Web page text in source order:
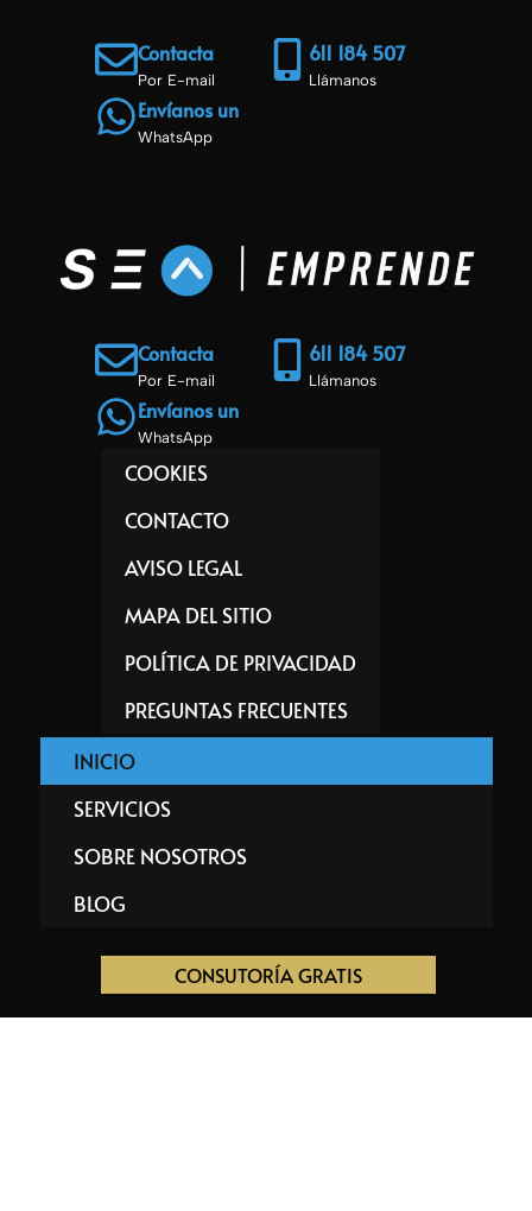
Contacta
Por E-mail
611 184 507
Llámanos
Envíanos un
WhatsApp
Contacta
Por E-mail
611 184 507
Llámanos
Envíanos un
WhatsApp
COOKIES
CONTACTO
AVISO LEGAL
MAPA DEL SITIO
POLÍTICA DE PRIVACIDAD
PREGUNTAS FRECUENTES
INICIO
SERVICIOS
SOBRE NOSOTROS
BLOG
CONSUTORÍA GRATIS